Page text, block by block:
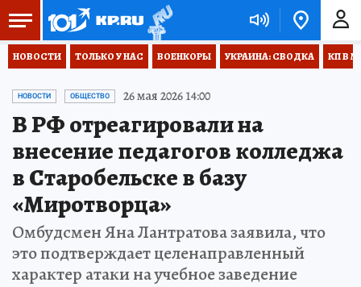
НОВОСТИ ТОЛЬКО У НАС ВОЕНКОРЫ УКРАИНА: СВОДКА КП В
НОВОСТИ ОБЩЕСТВО 26 мая 2026 14:00
В РФ отреагировали на
внесение педагогов колледжа
в Старобельске в базу
«Миротворца»
Омбудсмен Яна Лантратова заявила, что
это подтверждает целенаправленный
характер атаки на учебное заведение